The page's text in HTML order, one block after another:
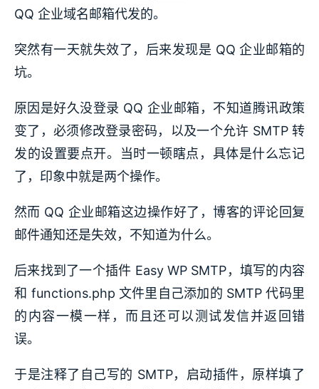
QQ 企业域名邮箱代发的。
突然有一天就失效了，后来发现是 QQ 企业邮箱的
坑。
原因是好久没登录 QQ 企业邮箱，不知道腾讯政策
变了，必须修改登录密码，以及一个允许 SMTP 转
发的设置要点开。当时一顿瞎点，具体是什么忘记
了，印象中就是两个操作。
然而 QQ 企业邮箱这边操作好了，博客的评论回复
邮件通知还是失效，不知道为什么。
后来找到了一个插件 Easy WP SMTP，填写的内容
和 functions.php 文件里自己添加的 SMTP 代码里
的内容一模一样，而且还可以测试发信并返回错
误。
于是注释了自己写的 SMTP，启动插件，原样填了